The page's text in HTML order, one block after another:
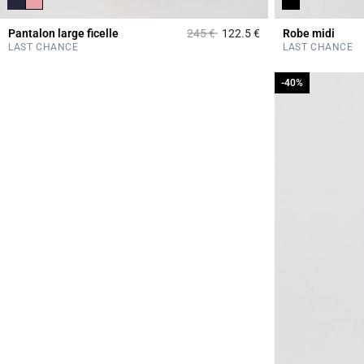
Pantalon large ficelle Prix réduit à partir de
245 €à122.5 €3,1 out of 5
LAST CHANCE
Robe midi
LAST CHANCE
-40%
-40%